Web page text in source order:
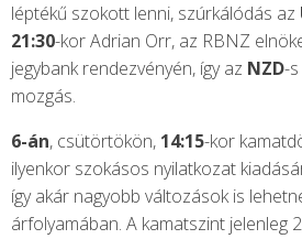
léptékű szokott lenni, szúrkálódás az
21:30-kor Adrian Orr, az RBNZ
jegybank rendezvényén, így az NZD-
mozgás.
6-án, csütörtökön, 14:15-kor
ilyenkor szokásos nyilatkozat
így akár nagyobb változások is
árfolyamában. A kamatszint jelenleg